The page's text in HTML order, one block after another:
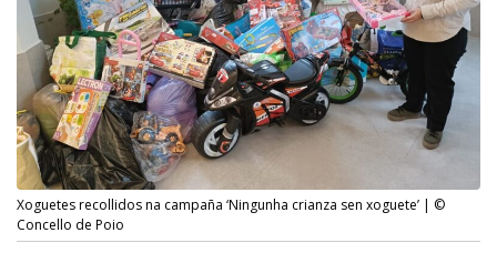
Xoguetes recollidos na campaña ‘Ningunha crianza sen xoguete’ | ©
Concello de Poio